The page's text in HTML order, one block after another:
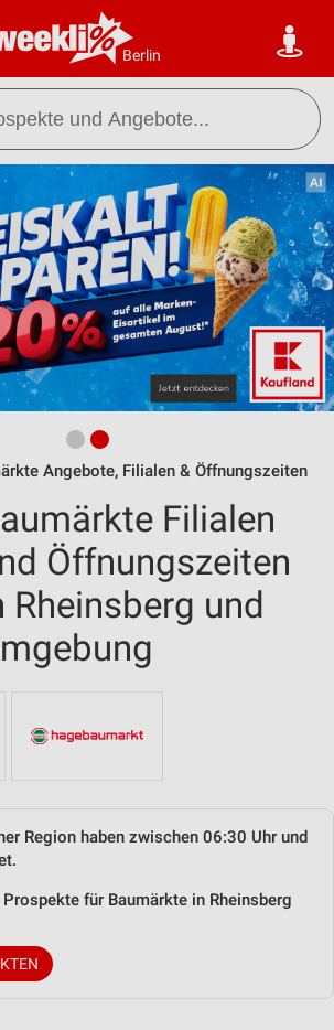
Berlin
Angebote, Filialen & Öffnungszeiten
Filialen
Öffnungszeiten
Rheinsberg und
Region haben zwischen 06:30 Uhr und
für Baumärkte in Rheinsberg